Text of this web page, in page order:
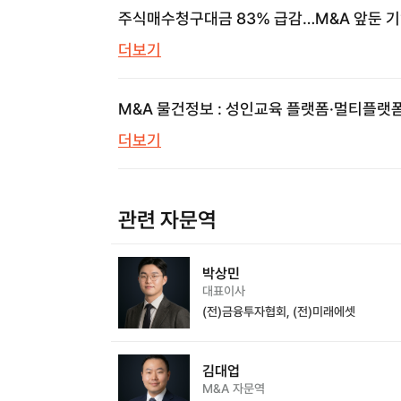
주식매수청구대금 83% 급감…M&A 앞둔 기
놓치면 안 될 신호
더보기
M&A 물건정보 : 성인교육 플랫폼·멀티플랫
의류쇼핑몰·프롭테크 | 브릿지코드 M&A센터·
더보기
관련 자문역
박상민
대표이사
(전)금융투자협회, (전)미래에셋
김대업
M&A 자문역